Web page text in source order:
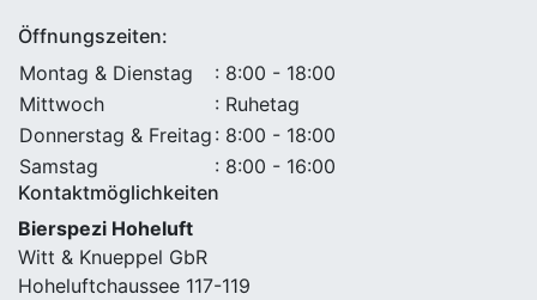
Öffnungszeiten:
Montag & Dienstag
: 8:00 - 18:00
Mittwoch
: Ruhetag
Donnerstag & Freitag : 8:00 - 18:00
Samstag
: 8:00 - 16:00
Kontaktmöglichkeiten
Bierspezi Hoheluft
Witt & Knueppel GbR
Hoheluftchaussee 117-119